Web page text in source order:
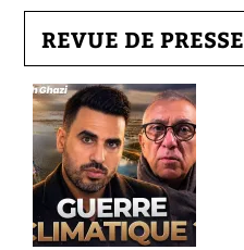
REVUE DE PRESSE